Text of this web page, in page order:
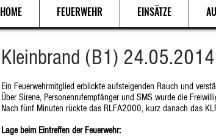
Kleinbrand (B1) 24.05.2014
Ein Feuerwehrmitglied erblickte aufsteigenden Rauch und
Über Sirene, Personenrufempfänger und SMS wurde die
Nach fünf Minuten rückte das RLFA2000, kurz danach das
Lage beim Eintreffen der Feuerwehr:
HOME FEUERWEHR EINSÄTZE